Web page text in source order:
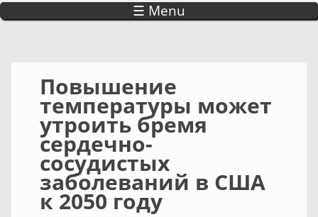
☰ Menu
Повышение
температуры может
утроить бремя
сердечно-
сосудистых
заболеваний в США
к 2050 году